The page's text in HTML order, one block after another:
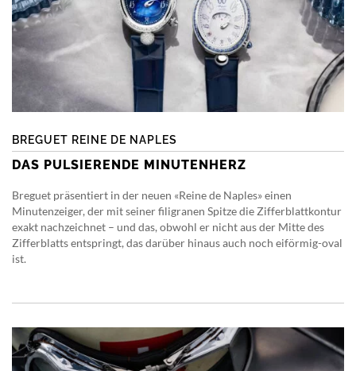
BREGUET REINE DE NAPLES
DAS PULSIERENDE MINUTENHERZ
Breguet präsentiert in der neuen «Reine de Naples» einen
Minutenzeiger, der mit seiner filigranen Spitze die Zifferblattkontur
exakt nachzeichnet – und das, obwohl er nicht aus der Mitte des
Zifferblatts entspringt, das darüber hinaus auch noch eiförmig-oval
ist.